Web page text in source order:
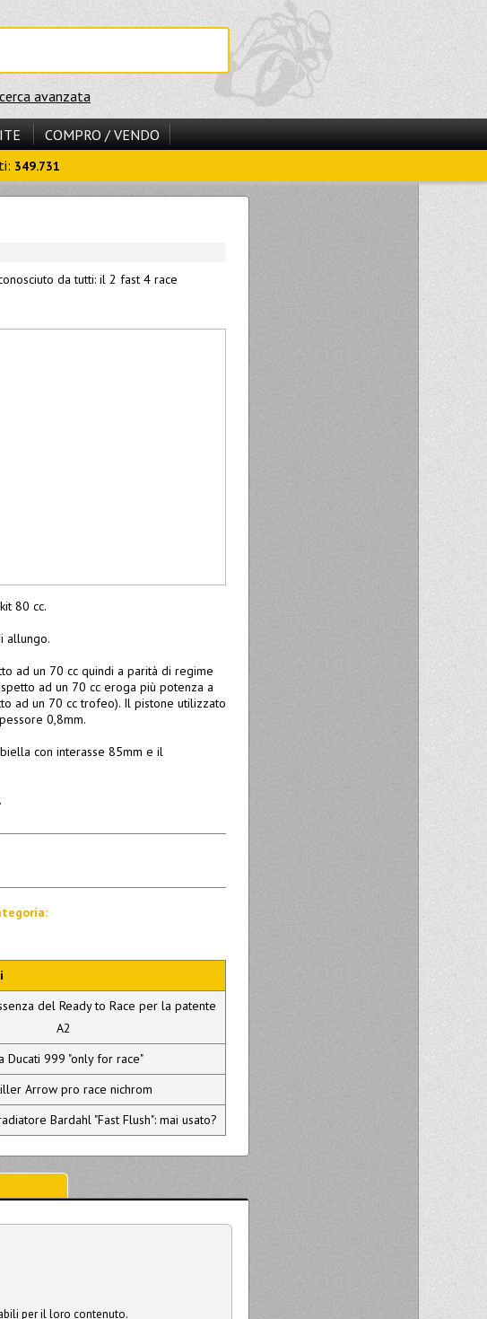
avanzata
COMPRO / VENDO
349.731
da tutti: il 2 fast 4 race
80 cc.
allungo.
ad un 70 cc quindi a parità di regime
ad un 70 cc eroga più potenza a
ad un 70 cc trofeo). Il pistone utilizzato
0,8mm.
con interasse 85mm e il
del Ready to Race per la patente
A2
Ducati 999 "only for race"
Arrow pro race nichrom
Bardahl "Fast Flush": mai usato?
per il loro contenuto.